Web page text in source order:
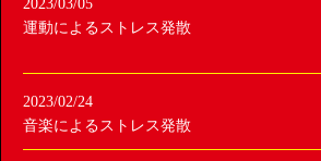
2023/03/05
運動によるストレス発散
2023/02/24
音楽によるストレス発散